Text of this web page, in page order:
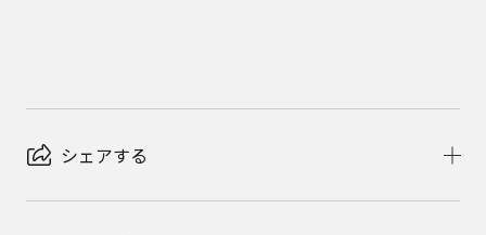
シェアする